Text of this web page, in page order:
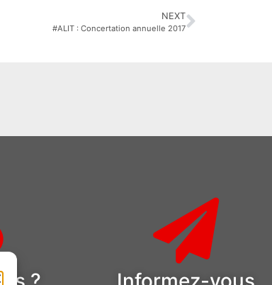
NEXT
#ALIT : Concertation annuelle 2017